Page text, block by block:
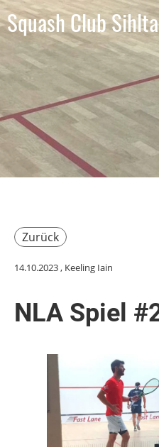
Squash Club
Zurück
14.10.2023, Keeling Iain
NLA Spiel